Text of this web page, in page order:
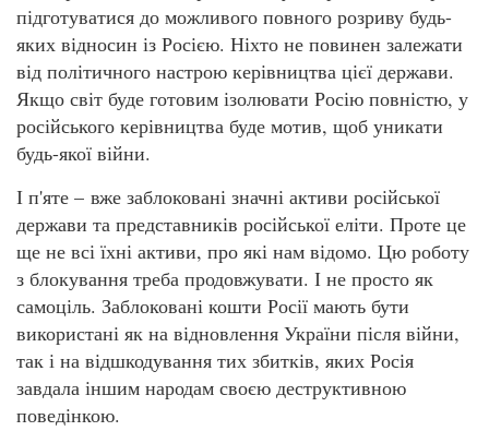
підготуватися до можливого повного розриву будь-
яких відносин із Росією. Ніхто не повинен залежати
від політичного настрою керівництва цієї держави.
Якщо світ буде готовим ізолювати Росію повністю, у
російського керівництва буде мотив, щоб уникати
будь-якої війни.
І п'яте – вже заблоковані значні активи російської
держави та представників російської еліти. Проте це
ще не всі їхні активи, про які нам відомо. Цю роботу
з блокування треба продовжувати. І не просто як
самоціль. Заблоковані кошти Росії мають бути
використані як на відновлення України після війни,
так і на відшкодування тих збитків, яких Росія
завдала іншим народам своєю деструктивною
поведінкою.